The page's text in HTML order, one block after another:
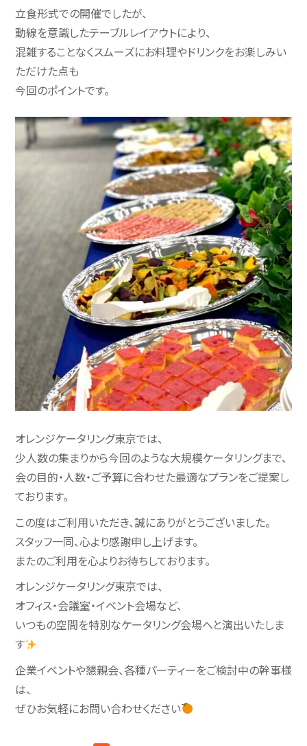
立食形式での開催でしたが、
動線を意識したテーブルレイアウトにより、
混雑することなくスムーズにお料理やドリンクをお楽しみい
ただけた点も
今回のポイントです。
オレンジケータリング東京では、
少人数の集まりから今回のような大規模ケータリングまで、
会の目的・人数・ご予算に合わせた最適なプランをご提案し
ております。
この度はご利用いただき、誠にありがとうございました。
スタッフ一同、心より感謝申し上げます。
またのご利用を心よりお待ちしております。
オレンジケータリング東京では、
オフィス・会議室・イベント会場など、
いつもの空間を特別なケータリング会場へと演出いたしま
す
企業イベントや懇親会、各種パーティーをご検討中の幹事様
は、
ぜひお気軽にお問い合わせください